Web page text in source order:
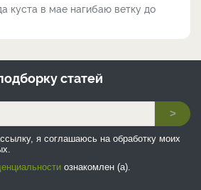
куста в мае нагибаю ветку до
статей
>
я соглашаюсь на обработку моих
ознакомлен (а).